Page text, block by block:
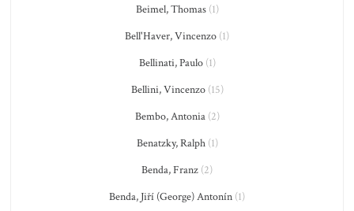
Beimel, Thomas(1)
Bell'Haver, Vincenzo (1)
Bellinati, Paulo(1)
Bellini, Vincenzo(15)
Bembo, Antonia(2)
Benatzky, Ralph(1)
Benda, Franz (2)
Benda, Jiří (George) Antonín (1)